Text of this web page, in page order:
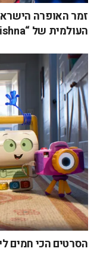
זמר האופרה
העולמית של “Krishna” בבריטניה
הסרטים הכי חמים ליוני